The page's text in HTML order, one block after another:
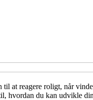
at reagere roligt, når
hvordan du kan udvikle